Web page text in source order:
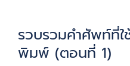
รวบรวมคำศัพท์ที่ใ
พิมพ์ (ตอนที่ 1)